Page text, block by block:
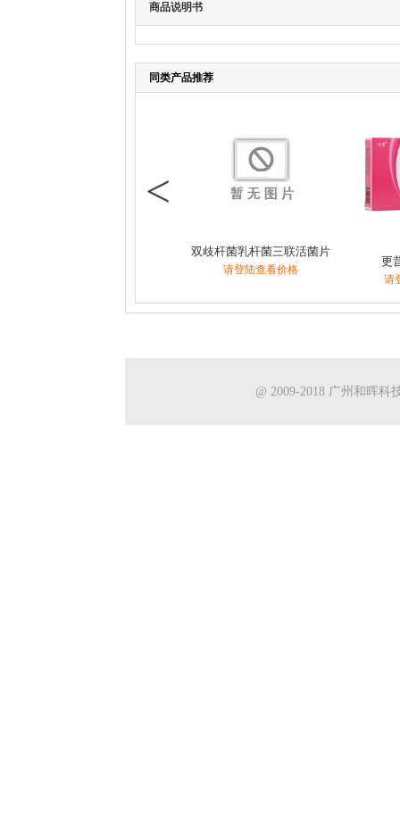
商品说明书
同类产品推荐
<
双歧杆菌乳杆菌三联活菌片
请登陆查看价格
更
请
@ 2009-2018 广州和晖